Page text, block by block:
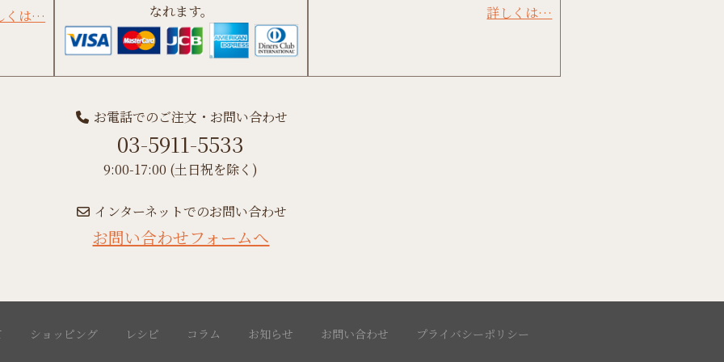
くは…
なれます。
詳しくは…
お電話でのご注文・お問い合わせ
03-5911-5533
9:00-17:00 (土日祝を除く)
インターネットでのお問い合わせ
お問い合わせフォームへ
ショッピング レシピ コラム お知らせ お問い合わせ プライバシーポリシー